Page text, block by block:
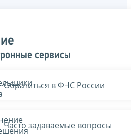
сервисы
Обратиться в ФНС России
Часто задаваемые вопросы